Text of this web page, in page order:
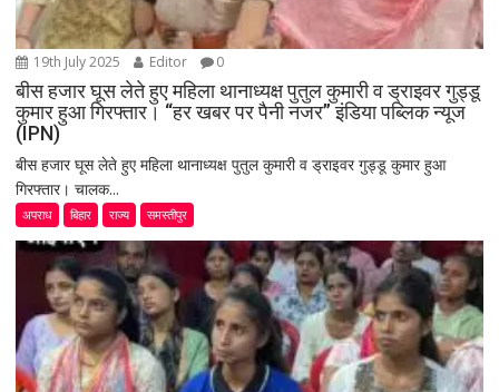
19th July 2025 Editor 0
बीस हजार घूस लेते हुए महिला थानाध्यक्ष पुतुल कुमारी व ड्राइवर गुड्डू
कुमार हुआ गिरफ्तार। “हर खबर पर पैनी नजर” इंडिया पब्लिक न्यूज
(IPN)
बीस हजार घूस लेते हुए महिला थानाध्यक्ष पुतुल कुमारी व ड्राइवर गुड्डू कुमार हुआ
गिरफ्तार। चालक...
अपराध बिहार राज्य समस्तीपुर